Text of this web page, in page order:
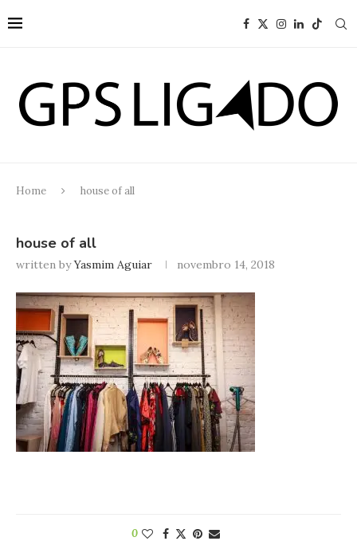
Home house of all
house of all
written byYasmim Aguiar novembro 14, 2018
0